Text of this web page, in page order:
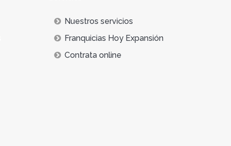
Nuestros servicios
Franquicias Hoy Expansión
Contrata online